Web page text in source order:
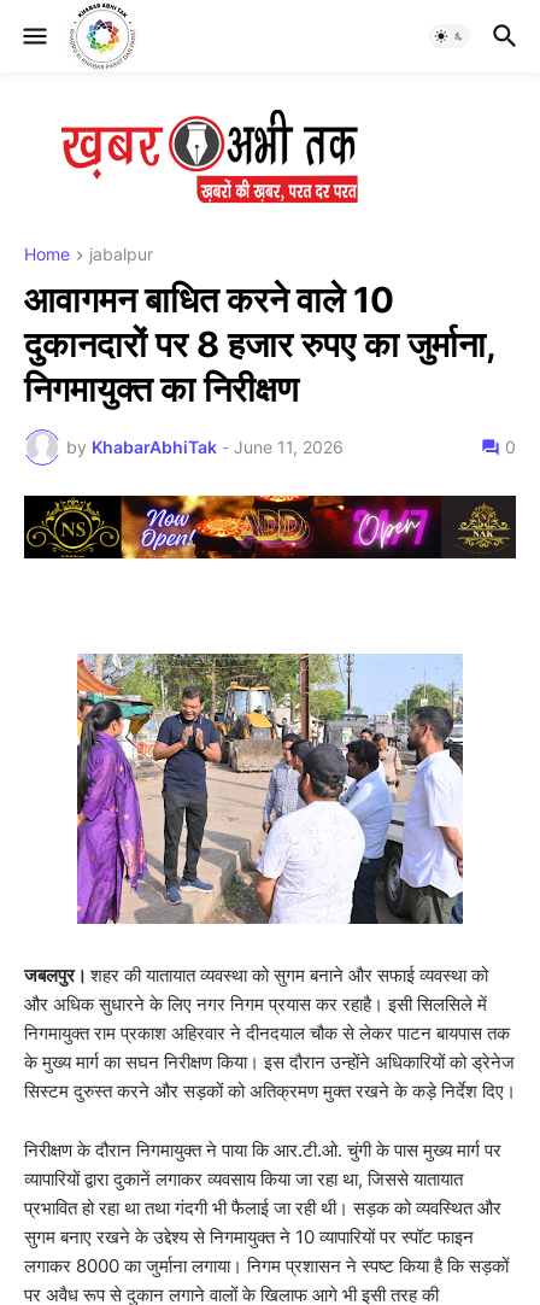
Home jabalpur
आवागमन बाधित करने वाले 10
दुकानदारों पर 8 हजार रुपए का जुर्माना,
निगमायुक्त का निरीक्षण
by KhabarAbhiTak - June 11, 2026 0
जबलपुर।शहर की यातायात व्यवस्था को सुगम बनाने और सफाई व्यवस्था को
और अधिक सुधारने के लिए नगर निगम प्रयास कर रहाहै। इसी सिलसिले में
निगमायुक्त राम प्रकाश अहिरवार ने दीनदयाल चौक से लेकर पाटन बायपास तक
के मुख्य मार्ग का सघन निरीक्षण किया। इस दौरान उन्होंने अधिकारियों को ड्रेनेज
सिस्टम दुरुस्त करने और सड़कों को अतिक्रमण मुक्त रखने के कड़े निर्देश दिए।
​निरीक्षण के दौरान निगमायुक्त ने पाया कि आर.टी.ओ. चुंगी के पास मुख्य मार्ग पर
व्यापारियों द्वारा दुकानें लगाकर व्यवसाय किया जा रहा था, जिससे यातायात
प्रभावित हो रहा था तथा गंदगी भी फैलाई जा रही थी। सड़क को व्यवस्थित और
सुगम बनाए रखने के उद्देश्य से निगमायुक्त ने 10 व्यापारियों पर स्पॉट फाइन
लगाकर 8000 का जुर्माना लगाया। निगम प्रशासन ने स्पष्ट किया है कि सड़कों
पर अवैध रूप से दुकान लगाने वालों के खिलाफ आगे भी इसी तरह की